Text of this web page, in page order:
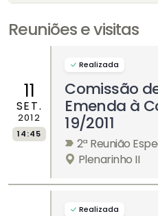
Reuniões e visitas
11
SET.
2012
14:45
Realizada
Comissão
Emenda à
19/2011
2ª Reunião
Plenarinho II
Realizada